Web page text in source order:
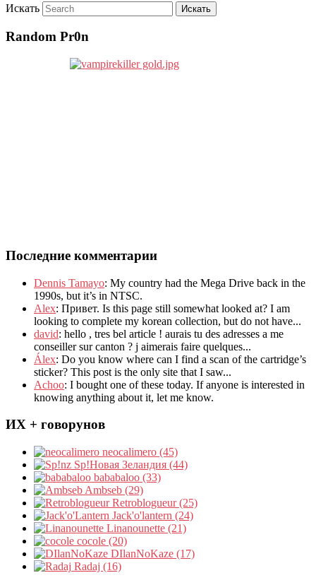
Искать
Random Pr0n
Последние комментарии
Dennis Tamayo: My country had the Mega Drive back in the
1990s, but it’s in NTSC.
Alex: Привет. Is this page still somewhat looked at? I am
looking to complete my korean collection, but do not have...
david: hello , tres bel article ! aurais tu des adresses a me
conseiller sur canton ? j aimerais faire quelques...
Álex: Do you know where can I find a scan of the cartridge’s
sticker? This post is the only site that I saw...
Achoo: I bought one of these today. If anyone is interested in
knowing anything about it, let me know.
ИХ + говорунов
neocalimero (45)
Sp!Новая Зеландия (44)
bababaloo (33)
Ambseb (29)
Retroblogueur (25)
Jack'o'lantern (24)
Linanounette (21)
cocole (20)
DIlanNoKaze (17)
Radaj (16)